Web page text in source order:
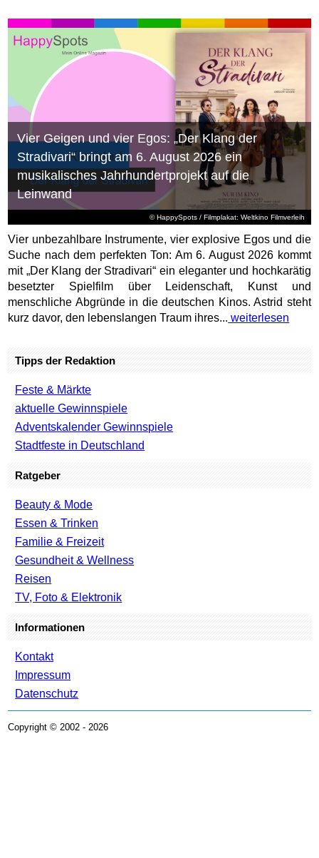
© HappySpots / Filmplakat: Weltkino Filmverleih
Vier Geigen und vier Egos: „Der Klang der
Stradivari“ bringt am 6. August 2026 ein
musikalisches Jahrhundertprojekt auf die
Leinwand
Vier unbezahlbare Instrumente, vier explosive Egos und die
Suche nach dem perfekten Ton: Am 6. August 2026 kommt
mit „Der Klang der Stradivari“ ein eleganter und hochkarätig
besetzter Spielfilm über Leidenschaft, Kunst und
menschliche Abgründe in die deutschen Kinos. Astrid steht
kurz davor, den lebenslangen Traum ihres... weiterlesen
Tipps der Redaktion
Feste & Märkte
aktuelle Gewinnspiele
Adventskalender Gewinnspiele
Stadtfeste in Deutschland
Ratgeber
Beauty & Mode
Essen & Trinken
Familie & Freizeit
Gesundheit & Wellness
Reisen
TV, Foto & Elektronik
Informationen
Kontakt
Impressum
Datenschutz
Copyright © 2002 - 2026